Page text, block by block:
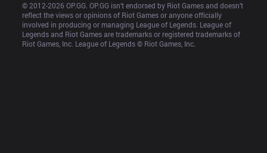
© 2012-2026 OP.GG. OP.GG isn’t endorsed by Riot Games and doesn’t
reflect the views or opinions of Riot Games or anyone officially
involved in producing or managing League of Legends. League of
Legends and Riot Games are trademarks or registered trademarks of
Riot Games, Inc. League of Legends © Riot Games, Inc.